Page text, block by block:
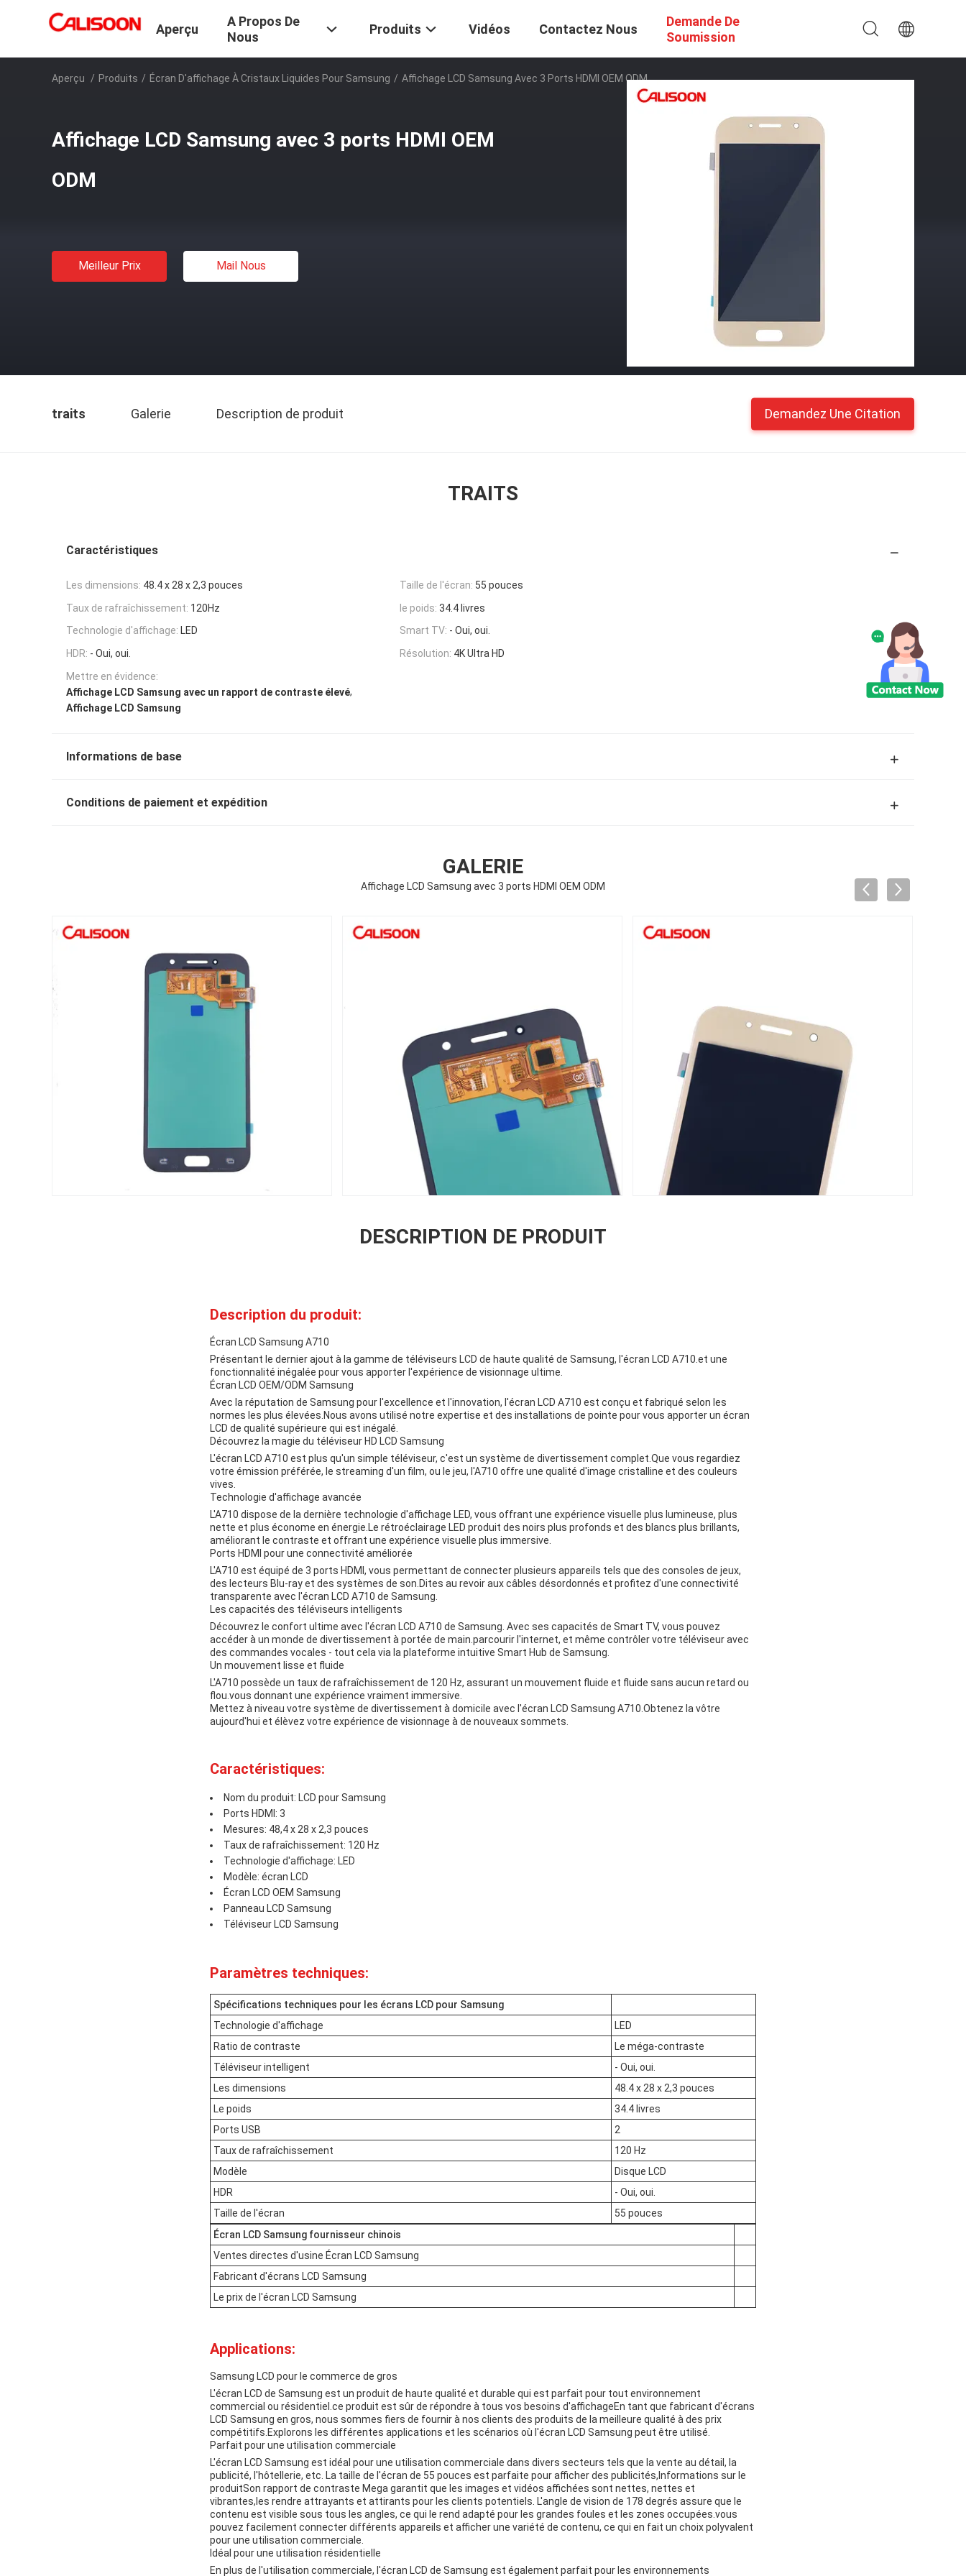
Aperçu
A Propos De
Nous
Produits Vidéos Contactez Nous
Demande De
Soumission
Aperçu / Produits / Écran D'affichage À Cristaux Liquides Pour Samsung / Affichage LCD Samsung Avec 3 Ports HDMI OEM ODM
Affichage LCD Samsung avec 3 ports HDMI OEM
ODM
Meilleur Prix Mail Nous
traits Galerie Description de produit Demandez Une Citation
TRAITS
Caractéristiques
Les dimensions: 48.4 x 28 x 2,3 pouces Taille de l'écran: 55 pouces
Taux de rafraîchissement: 120Hz le poids: 34.4 livres
Technologie d'affichage: LED Smart TV: - Oui, oui.
HDR: - Oui, oui. Résolution: 4K Ultra HD
Mettre en évidence:
Affichage LCD Samsung avec un rapport de contraste élevé,
Affichage LCD Samsung
Informations de base
Conditions de paiement et expédition
GALERIE
Affichage LCD Samsung avec 3 ports HDMI OEM ODM
DESCRIPTION DE PRODUIT
Description du produit:
Écran LCD Samsung A710
Présentant le dernier ajout à la gamme de téléviseurs LCD de haute qualité de Samsung, l'écran LCD A710.et une
fonctionnalité inégalée pour vous apporter l'expérience de visionnage ultime.
Écran LCD OEM/ODM Samsung
Avec la réputation de Samsung pour l'excellence et l'innovation, l'écran LCD A710 est conçu et fabriqué selon les
normes les plus élevées.Nous avons utilisé notre expertise et des installations de pointe pour vous apporter un écran
LCD de qualité supérieure qui est inégalé.
Découvrez la magie du téléviseur HD LCD Samsung
L'écran LCD A710 est plus qu'un simple téléviseur, c'est un système de divertissement complet.Que vous regardiez
votre émission préférée, le streaming d'un film, ou le jeu, l'A710 offre une qualité d'image cristalline et des couleurs
vives.
Technologie d'affichage avancée
L'A710 dispose de la dernière technologie d'affichage LED, vous offrant une expérience visuelle plus lumineuse, plus
nette et plus économe en énergie.Le rétroéclairage LED produit des noirs plus profonds et des blancs plus brillants,
améliorant le contraste et offrant une expérience visuelle plus immersive.
Ports HDMI pour une connectivité améliorée
L'A710 est équipé de 3 ports HDMI, vous permettant de connecter plusieurs appareils tels que des consoles de jeux,
des lecteurs Blu-ray et des systèmes de son.Dites au revoir aux câbles désordonnés et profitez d'une connectivité
transparente avec l'écran LCD A710 de Samsung.
Les capacités des téléviseurs intelligents
Découvrez le confort ultime avec l'écran LCD A710 de Samsung. Avec ses capacités de Smart TV, vous pouvez
accéder à un monde de divertissement à portée de main.parcourir l'internet, et même contrôler votre téléviseur avec
des commandes vocales - tout cela via la plateforme intuitive Smart Hub de Samsung.
Un mouvement lisse et fluide
L'A710 possède un taux de rafraîchissement de 120 Hz, assurant un mouvement fluide et fluide sans aucun retard ou
flou.vous donnant une expérience vraiment immersive.
Mettez à niveau votre système de divertissement à domicile avec l'écran LCD Samsung A710.Obtenez la vôtre
aujourd'hui et élèvez votre expérience de visionnage à de nouveaux sommets.
Caractéristiques:
Nom du produit: LCD pour Samsung
Ports HDMI: 3
Mesures: 48,4 x 28 x 2,3 pouces
Taux de rafraîchissement: 120 Hz
Technologie d'affichage: LED
Modèle: écran LCD
Écran LCD OEM Samsung
Panneau LCD Samsung
Téléviseur LCD Samsung
Paramètres techniques:
Spécifications techniques pour les écrans LCD pour Samsung
Technologie d'affichage
LED
Ratio de contraste
Le méga-contraste
Téléviseur intelligent
- Oui, oui.
Les dimensions
48.4 x 28 x 2,3 pouces
Le poids
34.4 livres
Ports USB
2
Taux de rafraîchissement
120 Hz
Modèle
Disque LCD
HDR
- Oui, oui.
Taille de l'écran
55 pouces
Écran LCD Samsung fournisseur chinois
Ventes directes d'usine Écran LCD Samsung
Fabricant d'écrans LCD Samsung
Le prix de l'écran LCD Samsung
Applications:
Samsung LCD pour le commerce de gros
L'écran LCD de Samsung est un produit de haute qualité et durable qui est parfait pour tout environnement
commercial ou résidentiel.ce produit est sûr de répondre à tous vos besoins d'affichageEn tant que fabricant d'écrans
LCD Samsung en gros, nous sommes fiers de fournir à nos clients des produits de la meilleure qualité à des prix
compétitifs.Explorons les différentes applications et les scénarios où l'écran LCD Samsung peut être utilisé.
Parfait pour une utilisation commerciale
L'écran LCD Samsung est idéal pour une utilisation commerciale dans divers secteurs tels que la vente au détail, la
publicité, l'hôtellerie, etc. La taille de l'écran de 55 pouces est parfaite pour afficher des publicités,Informations sur le
produitSon rapport de contraste Mega garantit que les images et vidéos affichées sont nettes, nettes et
vibrantes,les rendre attrayants et attirants pour les clients potentiels. L'angle de vision de 178 degrés assure que le
contenu est visible sous tous les angles, ce qui le rend adapté pour les grandes foules et les zones occupées.vous
pouvez facilement connecter différents appareils et afficher une variété de contenu, ce qui en fait un choix polyvalent
pour une utilisation commerciale.
Idéal pour une utilisation résidentielle
En plus de l'utilisation commerciale, l'écran LCD de Samsung est également parfait pour les environnements